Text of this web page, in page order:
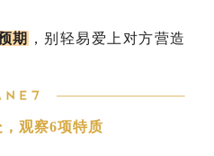
期 ，别轻易爱上对方营造
观察6项特质